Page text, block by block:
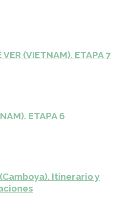
VER (VIETNAM). ETAPA 7
ETAPA 6
(Camboya). Itinerario y